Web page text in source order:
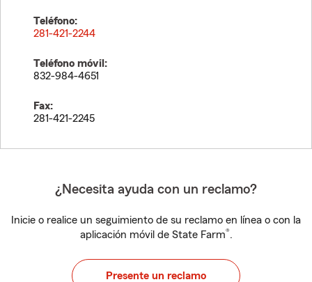
Teléfono:
281-421-2244
Teléfono móvil:
832-984-4651
Fax:
281-421-2245
¿Necesita ayuda con un reclamo?
Inicie o realice un seguimiento de su reclamo en línea o con la
aplicación móvil de State Farm®.
Presente un reclamo